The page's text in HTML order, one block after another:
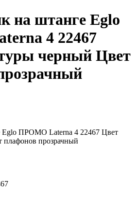
на штанге Eglo
4 22467
черный Цвет
Eglo ПРОМО Laterna 4 22467 Цвет
прозрачный